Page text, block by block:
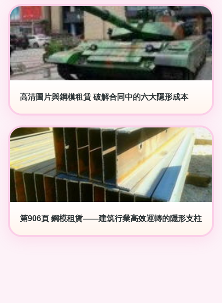
高清圖片與鋼模租賃 破解合同中的六大隱形成本
第906頁 鋼模租賃——建筑行業高效運轉的隱形支柱